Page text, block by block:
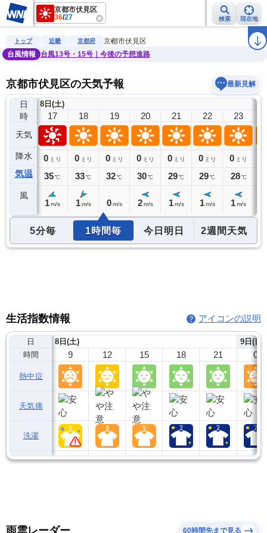
京都市伏見区
36/27 検索 現在地
雨雲レーダー 台風情報 地震情報 ラ
トップ 近畿 京都府
京都市伏見区
台風情報
台風13号・15号｜今後の予想進路
京都市伏見区の天気予報 最新見解
日
時
天気
降水
気温
風
8日(土)
16
0ミリ
36℃
17
0 ミリ
35℃
1 m/s
18
0 ミリ
33℃
1 m/s
19
0 ミリ
32℃
0 m/s
20
0 ミリ
30℃
2 m/s
21
0 ミリ
29℃
1 m/s
22
0 ミリ
29℃
1 m/s
23
0 ミリ
28 ℃
1m/s
5分毎 1時間毎 今日明日 2週間天気
生活指数情報 アイコンの説明
日
時間
熱中症
天気痛
洗濯
8日(土)
9 12 15 18 21
9日(日)
0
雨雲レーダー 60時間先まで見る